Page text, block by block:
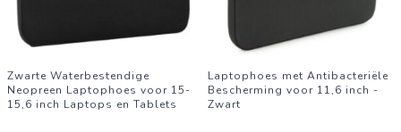
Zwarte Waterbestendige
Neopreen Laptophoes voor 15-
15,6 inch Laptops en Tablets
Laptophoes met Antibacteriële
Bescherming voor 11,6 inch -
Zwart